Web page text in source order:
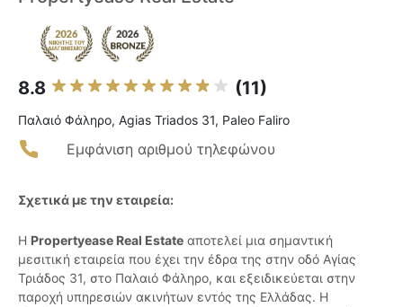
8.8 (11)
Παλαιό Φάληρο, Agias Triados 31, Paleo Faliro
Εμφάνιση αριθμού τηλεφώνου
Σχετικά με την εταιρεία:
Η Propertyease Real Estate αποτελεί μια σημαντική
μεσιτική εταιρεία που έχει την έδρα της στην οδό Αγίας
Τριάδος 31, στο Παλαιό Φάληρο, και εξειδικεύεται στην
παροχή υπηρεσιών ακινήτων εντός της Ελλάδας. Η